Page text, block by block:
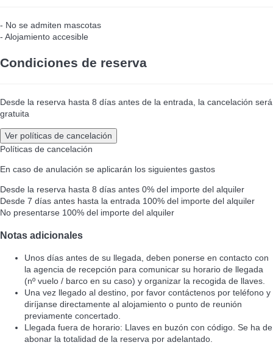
- No se admiten mascotas
- Alojamiento accesible
Condiciones de reserva
Desde la reserva hasta 8 días antes de la entrada, la cancelación será
gratuita
Ver políticas de cancelación
Políticas de cancelación
En caso de anulación se aplicarán los siguientes gastos
Desde la reserva hasta 8 días antes 0% del importe del alquiler
Desde 7 días antes hasta la entrada 100% del importe del alquiler
No presentarse 100% del importe del alquiler
Notas adicionales
Unos días antes de su llegada, deben ponerse en contacto con
la agencia de recepción para comunicar su horario de llegada
(nº vuelo / barco en su caso) y organizar la recogida de llaves.
Una vez llegado al destino, por favor contáctenos por teléfono y
diríjanse directamente al alojamiento o punto de reunión
previamente concertado.
Llegada fuera de horario: Llaves en buzón con código. Se ha de
abonar la totalidad de la reserva por adelantado.